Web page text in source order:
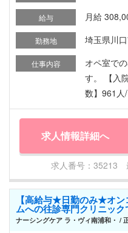
給与 月給
勤務地 埼玉県川
仕事内容
オペ室で
す。 【入
数】961人
求人情報詳細へ
求人番号：35213
【高給与★日勤のみ★オ
ムへの往診専門クリニッ
ナーシングケア ラ・ヴィ南浦和・ /